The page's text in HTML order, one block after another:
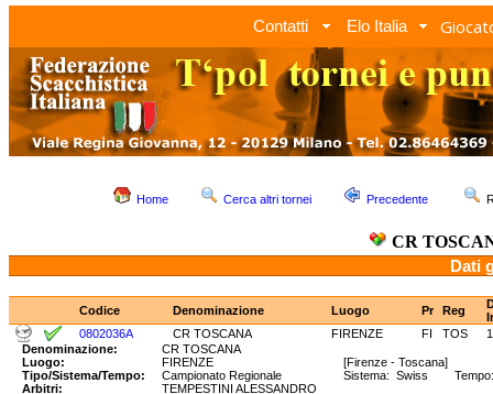
Contatti Elo Italia
Home Cerca altri tornei Precedente
CR
Dati
Codice Denominazione Luogo Pr Reg
0802036A
CR TOSCANA FIRENZE FI TOS
Denominazione:
CR TOSCANA
Luogo:
FIRENZE
[Firenze - Toscana]
Tipo/Sistema/Tempo:
Campionato Regionale
Sistema: Swiss Tempo:
Arbitri:
TEMPESTINI ALESSANDRO